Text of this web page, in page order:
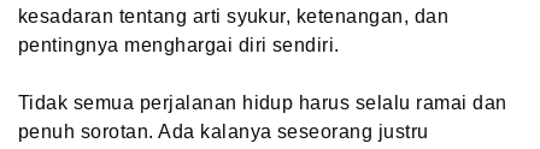
kesadaran tentang arti syukur, ketenangan, dan
pentingnya menghargai diri sendiri.
Tidak semua perjalanan hidup harus selalu ramai dan
penuh sorotan. Ada kalanya seseorang justru